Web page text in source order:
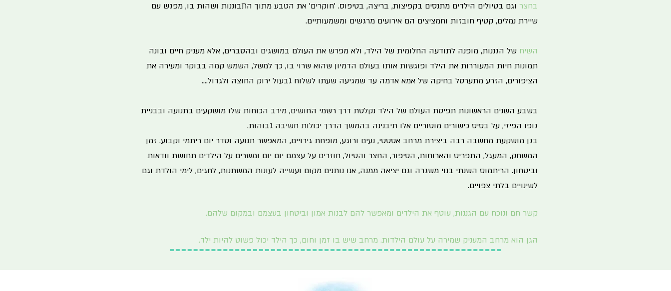
בחצר וגם בטיולים הילדים מתנסים בקפיצות, בריצה, בטיפוס. 'חוקרים' את הטבע מתוך התבוננות ושהות בו, מפגש עם
שיירת נמלים, קטיף חובזות וחמציצים הם אירועים מרגשים ומשמעותיים.
השיח של הגננות, מופנה לתודעה החלומית של הילד, ולא מפרש את העולם במושגים ובהסברים, אלא מעניק חיים ובונה
תמונות חיות המעוררות את הילד ופוגשות אותו בעולם הדמיון שהוא שרוי בו, כך למשל, השמש קמה בבוקר ומעירה את
הציפורים, הזרע מתערסל בחיקה של אמא אדמה עד שמגיעה שעתו לשלוח גבעול ירוק החוצה ולגדול....
בשבע השנים הראשונות תפיסת העולם של הילד נקלטת דרך רשמי החושים, מירב הכוחות שלו מושקעים בתנועה ובבניית
גופו הפיזי, על בסיס כישורים מוטוריים אלו תיבנינה בהמשך הדרך יכולות חשיבה גבוהות.
בגן מושקעת מחשבה רבה ביצירת מרחב אסטטי, נעים ורוגע, מופחת גירויים, המאפשר תנועה וסדר יום ריתמי וקבוע. זמן
המשחק, המעגל, התפריט והארוחות, הסיפור, החצר והטיול, חוזרים על עצמם יום יום ומשרים על הילדים תחושת וודאות
וביטחון. הריתמוס השנתי בנוי משגרה וגם יציאה ממנה, אנו נותנים מקום ועשייה לעונות המשתנות, לחגים, לימי הולדת וגם
לשינויים בלתי צפויים.
קשר חם ונוכח עם הגננות, עוטף את הילדים ומאפשר להם לבנות אמון וביטחון בעצמם ובמקום שלהם.
הגן הוא מרחב המעניק שמירה על עולם הילדות. מרחב שיש בו זמן וחום, כך הילד יכול פשוט להיות ילד.